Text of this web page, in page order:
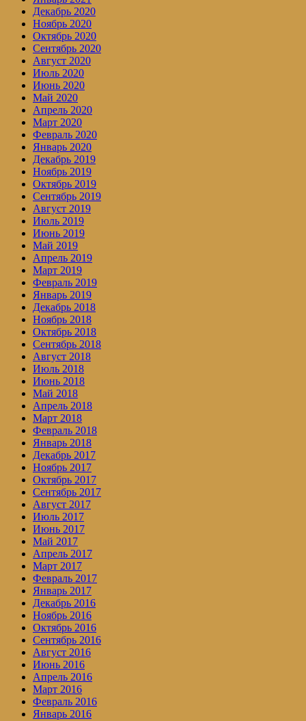
Декабрь 2020
Ноябрь 2020
Октябрь 2020
Сентябрь 2020
Август 2020
Июль 2020
Июнь 2020
Май 2020
Апрель 2020
Март 2020
Февраль 2020
Январь 2020
Декабрь 2019
Ноябрь 2019
Октябрь 2019
Сентябрь 2019
Август 2019
Июль 2019
Июнь 2019
Май 2019
Апрель 2019
Март 2019
Февраль 2019
Январь 2019
Декабрь 2018
Ноябрь 2018
Октябрь 2018
Сентябрь 2018
Август 2018
Июль 2018
Июнь 2018
Май 2018
Апрель 2018
Март 2018
Февраль 2018
Январь 2018
Декабрь 2017
Ноябрь 2017
Октябрь 2017
Сентябрь 2017
Август 2017
Июль 2017
Июнь 2017
Май 2017
Апрель 2017
Март 2017
Февраль 2017
Январь 2017
Декабрь 2016
Ноябрь 2016
Октябрь 2016
Сентябрь 2016
Август 2016
Июнь 2016
Апрель 2016
Март 2016
Февраль 2016
Январь 2016